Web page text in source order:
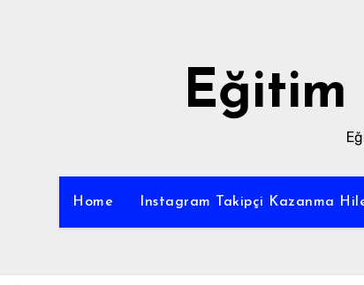
Eğitim
Home Instagram Takipçi Kazanma